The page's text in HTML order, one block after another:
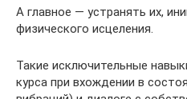
А главное — устранять их,
физического исцеления.
Такие исключительные
курса при вхождении в